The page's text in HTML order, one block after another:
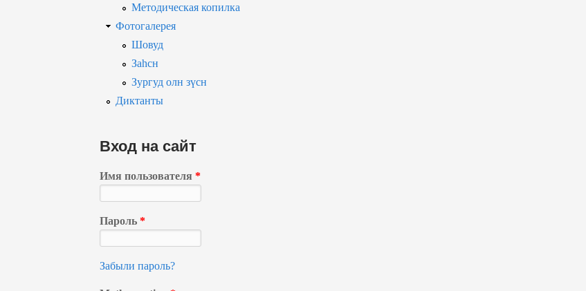
Методическая копилка
Фотогалерея
Шовуд
Заһсн
Зургуд олн зүсн
Диктанты
Вход на сайт
Имя пользователя *
Пароль *
Забыли пароль?